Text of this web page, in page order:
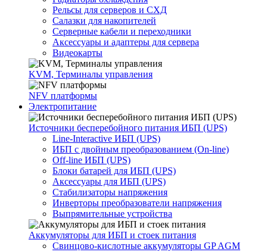
Рельсы для серверов и СХД
Салазки для накопителей
Серверные кабели и переходники
Аксессуары и адаптеры для сервера
Видеокарты
KVM, Терминалы управления
NFV платформы
Электропитание
Источники бесперебойного питания ИБП (UPS)
Line-Interactive ИБП (UPS)
ИБП с двойным преобразованием (On-line)
Off-line ИБП (UPS)
Блоки батарей для ИБП (UPS)
Аксессуары для ИБП (UPS)
Стабилизаторы напряжения
Инверторы преобразователи напряжения
Выпрямительные устройства
Аккумуляторы для ИБП и стоек питания
Свинцово-кислотные аккумуляторы GP AGM